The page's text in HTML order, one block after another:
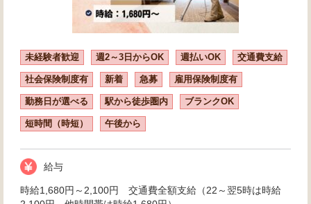
未経験者歓迎 週2～3日からOK 週払いOK 交通費支給
社会保険制度有 新着 急募 雇用保険制度有
勤務日が選べる 駅から徒歩圏内 ブランクOK
短時間（時短） 午後から
給与
時給1,680円～2,100円 交通費全額支給（22～翌5時は時給